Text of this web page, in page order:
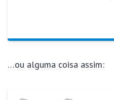
…ou alguma coisa assim: